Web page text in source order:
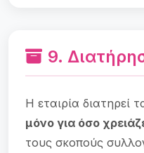
9.
Η εταιρία διατηρεί
μόνο για όσο
τους σκοπούς